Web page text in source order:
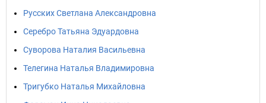
Русских Светлана Александровна
Серебро Татьяна Эдуардовна
Суворова Наталия Васильевна
Телегина Наталья Владимировна
Тригубко Наталья Михайловна